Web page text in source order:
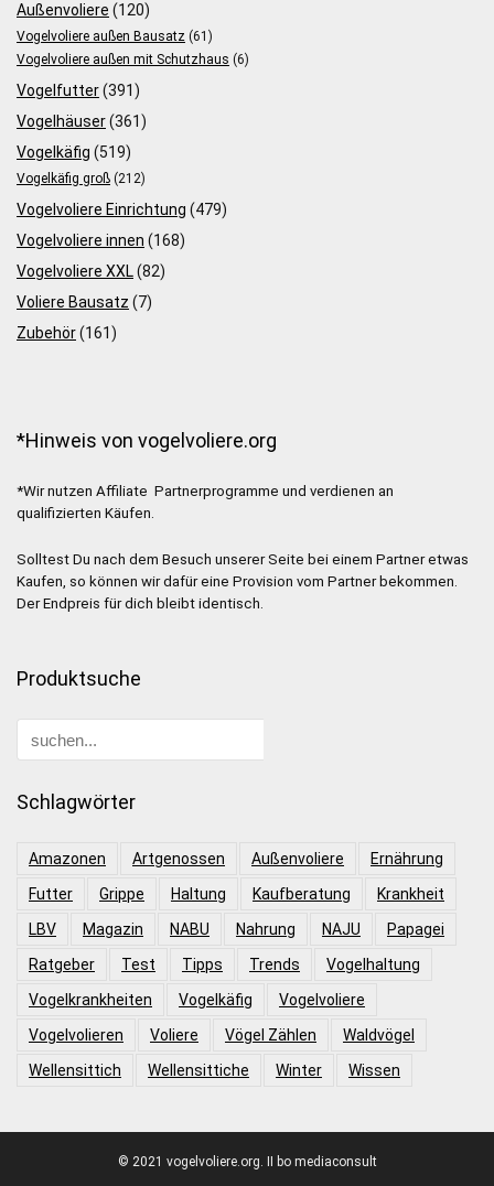
Außenvoliere (120)
Vogelvoliere außen Bausatz (61)
Vogelvoliere außen mit Schutzhaus (6)
Vogelfutter(391)
Vogelhäuser(361)
Vogelkäfig (519)
Vogelkäfig groß (212)
Vogelvoliere Einrichtung (479)
Vogelvoliere innen (168)
Vogelvoliere XXL(82)
Voliere Bausatz (7)
Zubehör(161)
*Hinweis von vogelvoliere.org
*Wir nutzen Affiliate Partnerprogramme und verdienen an
qualifizierten Käufen.
Solltest Du nach dem Besuch unserer Seite bei einem Partner etwas
Kaufen, so können wir dafür eine Provision vom Partner bekommen.
Der Endpreis für dich bleibt identisch.
Produktsuche
Schlagwörter
Amazonen Artgenossen Außenvoliere
Ernährung
Futter
Grippe Haltung Kaufberatung
Krankheit
LBV
Magazin NABU Nahrung NAJU
Papagei
Ratgeber
Test Tipps Trends
Vogelhaltung
Vogelkrankheiten
Vogelkäfig
Vogelvoliere
Vogelvolieren
Voliere Vögel Zählen
Waldvögel
Wellensittich
Wellensittiche Winter Wissen
© 2021 vogelvoliere.org. II bo mediaconsult